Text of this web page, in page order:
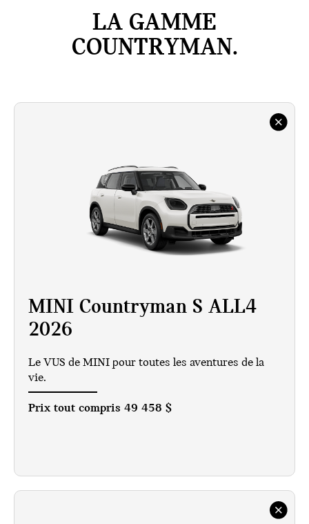
LA GAMME
COUNTRYMAN.
MINI Countryman S ALL4
2026
Le VUS de MINI pour toutes les aventures de la
vie.
Prix tout compris 49 458 $